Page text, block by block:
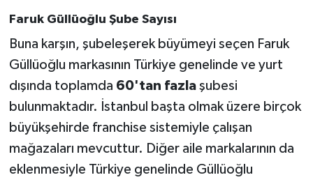
Faruk Güllüoğlu Şube Sayısı
Buna karşın, şubeleşerek büyümeyi seçen Faruk
Güllüoğlu markasının Türkiye genelinde ve yurt
dışında toplamda 60'tan fazlaşubesi
bulunmaktadır. İstanbul başta olmak üzere birçok
büyükşehirde franchise sistemiyle çalışan
mağazaları mevcuttur. Diğer aile markalarının da
eklenmesiyle Türkiye genelinde Güllüoğlu